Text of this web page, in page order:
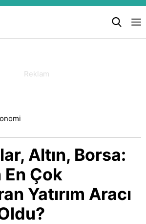
Altın, Borsa:
En Çok
Yatırım Aracı